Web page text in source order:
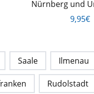
Nürnberg und
9,95€
Saale Ilmenau
Rudolstadt